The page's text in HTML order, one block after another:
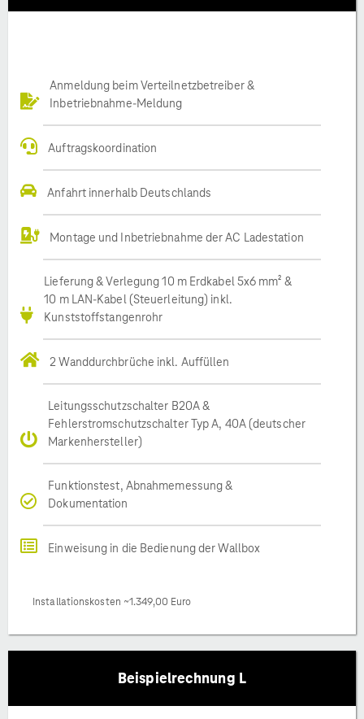
Anmeldung beim Verteilnetzbetreiber &
Inbetriebnahme-Meldung
Auftragskoordination
Anfahrt innerhalb Deutschlands
Montage und Inbetriebnahme der AC Ladestation
Lieferung & Verlegung 10 m Erdkabel 5x6 mm² &
10 m LAN-Kabel (Steuerleitung) inkl.
Kunststoffstangenrohr
2 Wanddurchbrüche inkl. Auffüllen
Leitungsschutzschalter B20A &
Fehlerstromschutzschalter Typ A, 40A (deutscher
Markenhersteller)
Funktionstest, Abnahmemessung &
Dokumentation
Einweisung in die Bedienung der Wallbox
Installationskosten ~1.349,00 Euro
Beispielrechnung L